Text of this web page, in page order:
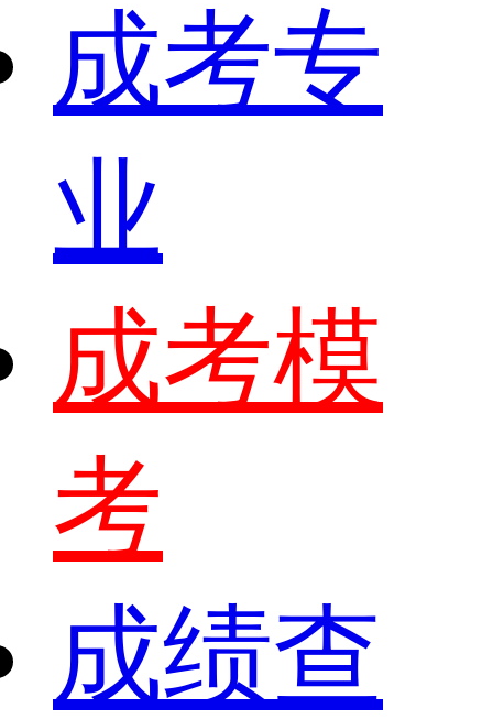
成考专
业
成考模
考
成绩查